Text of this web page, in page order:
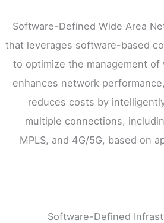
Software-Defined Wide Area
that leverages software-based
to optimize the management of
enhances network
reduces costs by
multiple connections,
MPLS, and 4G/5G, based on
Software-Defined